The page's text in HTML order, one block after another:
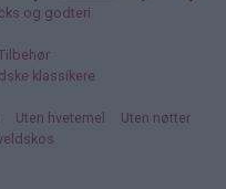
og godteri
klassikere
Uten hvetemel
Uten nøtter